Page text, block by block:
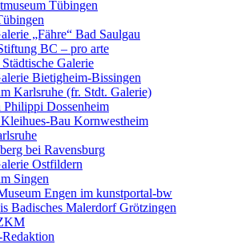
Ausschreibungen für Künstler
Tübingen
„Fähre“ Bad Saulgau
BC – pro arte
Galerie
Bietigheim-Bissingen
Karlsruhe (fr. Stdt. Galerie)
Philippi Dossenheim
Bau Kornwestheim
bei Ravensburg
Ostfildern
Singen
Engen im kunstportal-bw
Badisches Malerdorf Grötzingen